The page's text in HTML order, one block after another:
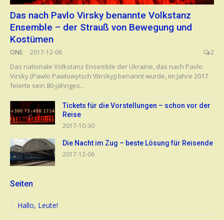
Das nach Pavlo Virsky benannte Volkstanz
Ensemble – der Strauß von Bewegung und
Kostümen
ONE 2017-12-06 2
Das nationale Volkstanz Ensemble der Ukraine, das nach Pavlo
Virsky (Pawlo Pawlowytsch Wirskyj) benannt wurde, im Jahre 2017
feierte sein 80-jähriges...
Tickets für die Vorstellungen – schon vor der
Reise
2017-10-30
Die Nacht im Zug – beste Lösung für Reisende
2017-12-06
Seiten
Hallo, Leute!